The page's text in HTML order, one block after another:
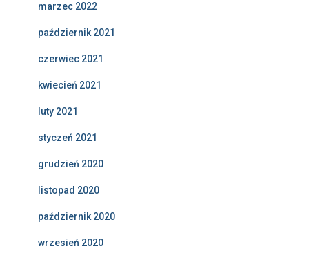
marzec 2022
październik 2021
czerwiec 2021
kwiecień 2021
luty 2021
styczeń 2021
grudzień 2020
listopad 2020
październik 2020
wrzesień 2020